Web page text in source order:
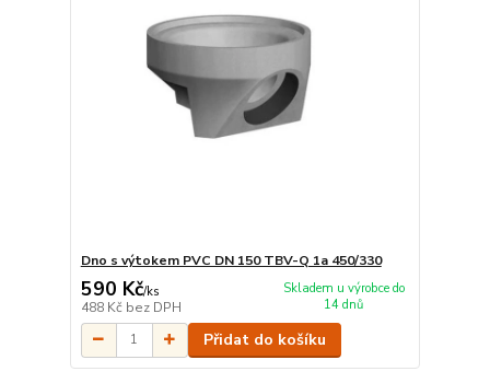
Dno s výtokem PVC DN 150 TBV-Q 1a 450/330
590 Kč/ks
488 Kč bez DPH
Skladem u výrobce do
14 dnů
Přidat do košíku